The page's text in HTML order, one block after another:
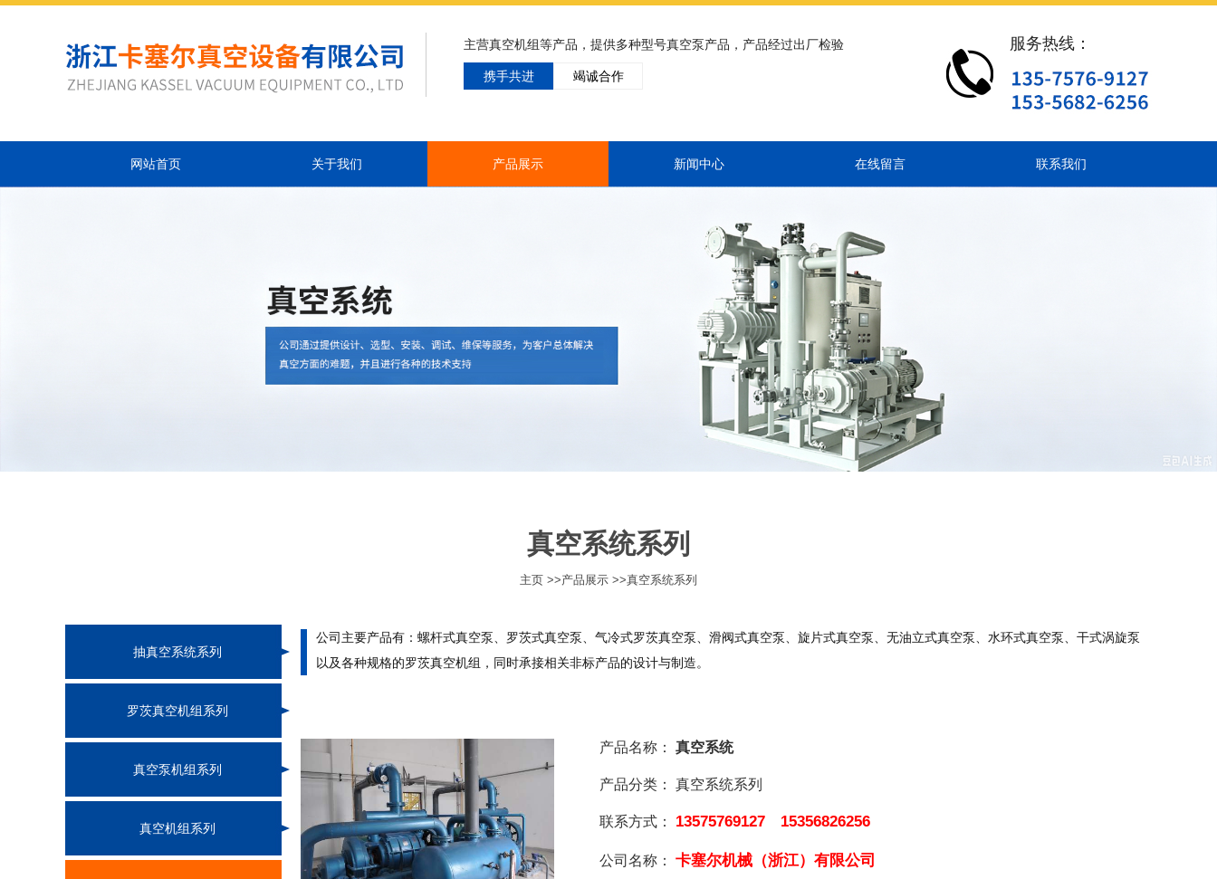
主营真空机组等产品，提供多种型号真空泵产品，产品经过出厂检验
携手共进 竭诚合作
服务热线：
网站首页 关于我们 产品展示 新闻中心 在线留言 联系我们
真空系统系列
主页 >>产品展示 >>真空系统系列
抽真空系统系列
罗茨真空机组系列
真空泵机组系列
真空机组系列
公司主要产品有：螺杆式真空泵、罗茨式真空泵、气冷式罗茨真空泵、滑阀式真空泵、旋片式真空泵、无油立式真空泵、水环式真空泵、干式涡旋泵
以及各种规格的罗茨真空机组，同时承接相关非标产品的设计与制造。
产品名称： 真空系统
产品分类： 真空系统系列
联系方式： 13575769127 15356826256
公司名称： 卡塞尔机械（浙江）有限公司